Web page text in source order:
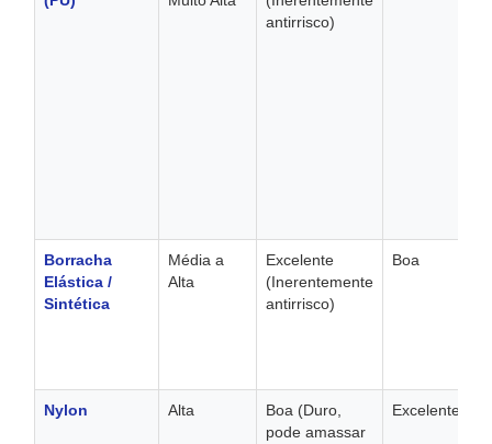
antirrisco)
Borracha
Elástica /
Sintética
Média a
Alta
Excelente
(Inerentemente
antirrisco)
Boa
Nylon Alta
Boa (Duro,
pode amassar
Excelente